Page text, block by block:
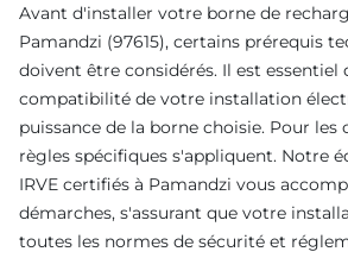
Avant d'installer votre borne de
Pamandzi (97615), certains prérequis
doivent être considérés. Il est essentiel
compatibilité de votre installation
puissance de la borne choisie. Pour les
règles spécifiques s'appliquent. Notre
IRVE certifiés à Pamandzi vous
démarches, s'assurant que votre
toutes les normes de sécurité et